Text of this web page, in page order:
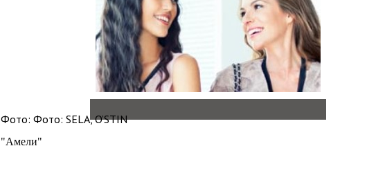
Фото: Фото: SELA, O’STIN
"Амели"